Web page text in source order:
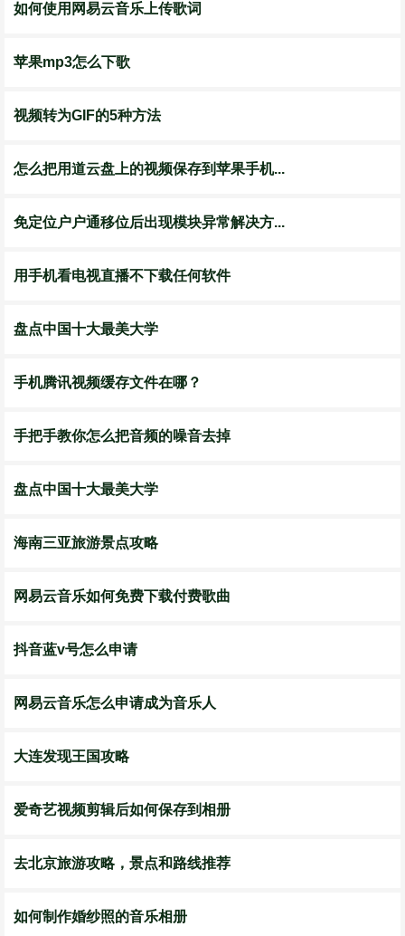
如何使用网易云音乐上传歌词
苹果mp3怎么下歌
视频转为GIF的5种方法
怎么把用道云盘上的视频保存到苹果手机...
免定位户户通移位后出现模块异常解决方...
用手机看电视直播不下载任何软件
盘点中国十大最美大学
手机腾讯视频缓存文件在哪？
手把手教你怎么把音频的噪音去掉
盘点中国十大最美大学
海南三亚旅游景点攻略
网易云音乐如何免费下载付费歌曲
抖音蓝v号怎么申请
网易云音乐怎么申请成为音乐人
大连发现王国攻略
爱奇艺视频剪辑后如何保存到相册
去北京旅游攻略，景点和路线推荐
如何制作婚纱照的音乐相册